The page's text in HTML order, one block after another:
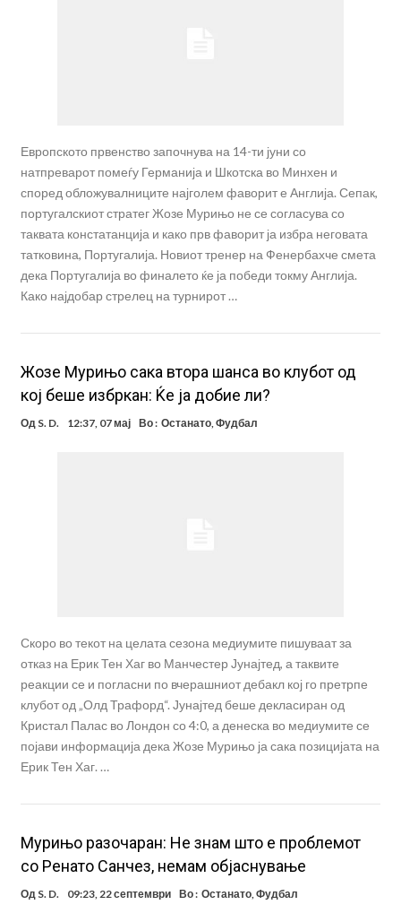
Европското првенство започнува на 14-ти јуни со
натпреварот помеѓу Германија и Шкотска во Минхен и
според обложувалниците најголем фаворит е Англија. Сепак,
португалскиот стратег Жозе Мурињо не се согласува со
таквата констатанција и како прв фаворит ја избра неговата
татковина, Португалија. Новиот тренер на Фенербахче смета
дека Португалија во финалето ќе ја победи токму Англија.
Како најдобар стрелец на турнирот …
Жозе Мурињо сака втора шанса во клубот од
кој беше избркан: Ќе ја добие ли?
Од S. D. 12:37, 07 мај Во : Останато,Фудбал
Скоро во текот на целата сезона медиумите пишуваат за
отказ на Ерик Тен Хаг во Манчестер Јунајтед, а таквите
реакции се и погласни по вчерашниот дебакл кој го претрпе
клубот од „Олд Трафорд“. Јунајтед беше декласиран од
Кристал Палас во Лондон со 4:0, а денеска во медиумите се
појави информација дека Жозе Мурињо ја сака позицијата на
Ерик Тен Хаг. …
Мурињо разочаран: Не знам што е проблемот
со Ренато Санчез, немам објаснување
Од S. D. 09:23, 22 септември Во : Останато, Фудбал